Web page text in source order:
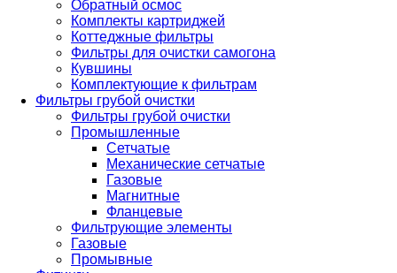
Обратный осмос
Комплекты картриджей
Коттеджные фильтры
Фильтры для очистки самогона
Кувшины
Комплектующие к фильтрам
Фильтры грубой очистки
Фильтры грубой очистки
Промышленные
Сетчатые
Механические сетчатые
Газовые
Магнитные
Фланцевые
Фильтрующие элементы
Газовые
Промывные